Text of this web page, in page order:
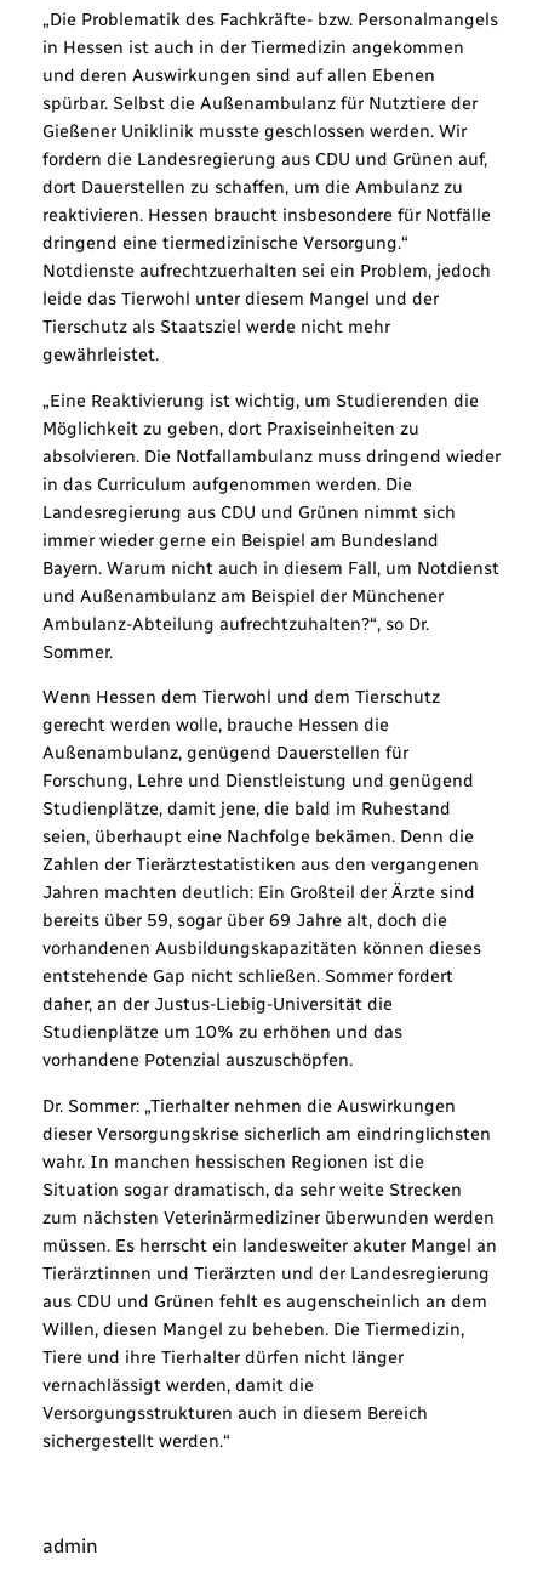
„Die Problematik des Fachkräfte- bzw. Personalmangels
in Hessen ist auch in der Tiermedizin angekommen
und deren Auswirkungen sind auf allen Ebenen
spürbar. Selbst die Außenambulanz für Nutztiere der
Gießener Uniklinik musste geschlossen werden. Wir
fordern die Landesregierung aus CDU und Grünen auf,
dort Dauerstellen zu schaffen, um die Ambulanz zu
reaktivieren. Hessen braucht insbesondere für Notfälle
dringend eine tiermedizinische Versorgung.“
Notdienste aufrechtzuerhalten sei ein Problem, jedoch
leide das Tierwohl unter diesem Mangel und der
Tierschutz als Staatsziel werde nicht mehr
gewährleistet.
„Eine Reaktivierung ist wichtig, um Studierenden die
Möglichkeit zu geben, dort Praxiseinheiten zu
absolvieren. Die Notfallambulanz muss dringend wieder
in das Curriculum aufgenommen werden. Die
Landesregierung aus CDU und Grünen nimmt sich
immer wieder gerne ein Beispiel am Bundesland
Bayern. Warum nicht auch in diesem Fall, um Notdienst
und Außenambulanz am Beispiel der Münchener
Ambulanz-Abteilung aufrechtzuhalten?“, so Dr.
Sommer.
Wenn Hessen dem Tierwohl und dem Tierschutz
gerecht werden wolle, brauche Hessen die
Außenambulanz, genügend Dauerstellen für
Forschung, Lehre und Dienstleistung und genügend
Studienplätze, damit jene, die bald im Ruhestand
seien, überhaupt eine Nachfolge bekämen. Denn die
Zahlen der Tierärztestatistiken aus den vergangenen
Jahren machten deutlich: Ein Großteil der Ärzte sind
bereits über 59, sogar über 69 Jahre alt, doch die
vorhandenen Ausbildungskapazitäten können dieses
entstehende Gap nicht schließen. Sommer fordert
daher, an der Justus-Liebig-Universität die
Studienplätze um 10% zu erhöhen und das
vorhandene Potenzial auszuschöpfen.
Dr. Sommer: „Tierhalter nehmen die Auswirkungen
dieser Versorgungskrise sicherlich am eindringlichsten
wahr. In manchen hessischen Regionen ist die
Situation sogar dramatisch, da sehr weite Strecken
zum nächsten Veterinärmediziner überwunden werden
müssen. Es herrscht ein landesweiter akuter Mangel an
Tierärztinnen und Tierärzten und der Landesregierung
aus CDU und Grünen fehlt es augenscheinlich an dem
Willen, diesen Mangel zu beheben. Die Tiermedizin,
Tiere und ihre Tierhalter dürfen nicht länger
vernachlässigt werden, damit die
Versorgungsstrukturen auch in diesem Bereich
sichergestellt werden.“
admin